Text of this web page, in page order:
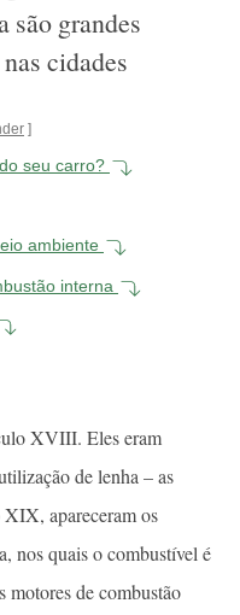
são grandes
cidades
seu carro?
ambiente
interna
XVIII. Eles eram
de lenha – as
XIX, apareceram os
nos quais o combustível é
de combustão